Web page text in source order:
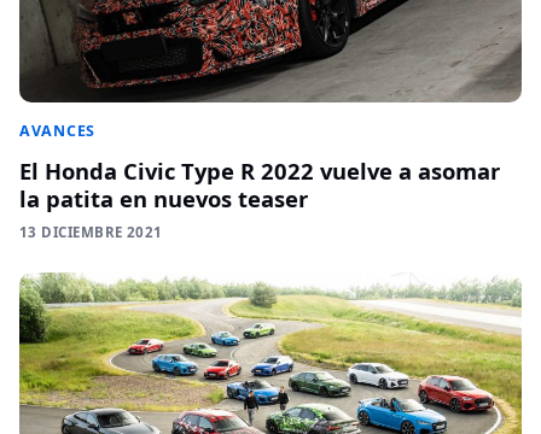
AVANCES
El Honda Civic Type R 2022 vuelve a asomar
la patita en nuevos teaser
13 DICIEMBRE 2021